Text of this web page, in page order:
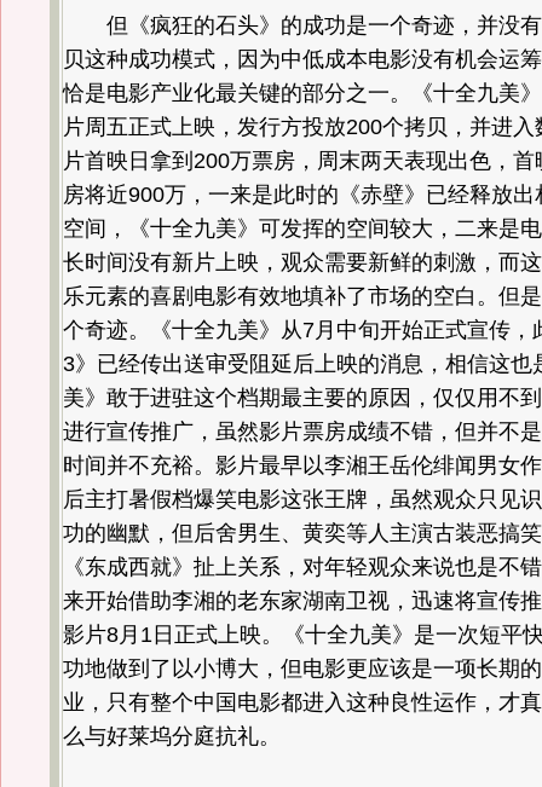
但《疯狂的石头》的成功是一个奇迹，并没有
贝这种成功模式，因为中低成本电影没有机会运
恰是电影产业化最关键的部分之一。《十全九美
片周五正式上映，发行方投放200个拷贝，并进
片首映日拿到200万票房，周末两天表现出色，
房将近900万，一来是此时的《赤壁》已经释放
空间，《十全九美》可发挥的空间较大，二来是
长时间没有新片上映，观众需要新鲜的刺激，而
乐元素的喜剧电影有效地填补了市场的空白。但
个奇迹。《十全九美》从7月中旬开始正式宣传，
3》已经传出送审受阻延后上映的消息，相信这也
美》敢于进驻这个档期最主要的原因，仅仅用不
进行宣传推广，虽然影片票房成绩不错，但并不
时间并不充裕。影片最早以李湘王岳伦绯闻男女
后主打暑假档爆笑电影这张王牌，虽然观众只见
功的幽默，但后舍男生、黄奕等人主演古装恶搞
《东成西就》扯上关系，对年轻观众来说也是不
来开始借助李湘的老东家湖南卫视，迅速将宣传
影片8月1日正式上映。《十全九美》是一次短平
功地做到了以小博大，但电影更应该是一项长期
业，只有整个中国电影都进入这种良性运作，才
么与好莱坞分庭抗礼。